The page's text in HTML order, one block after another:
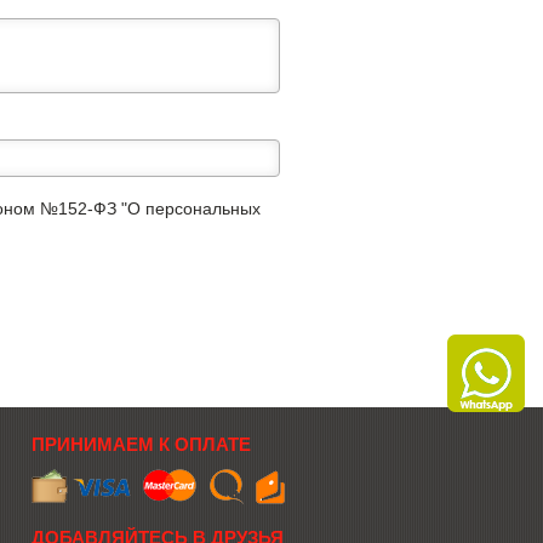
№152-ФЗ "О персональных
ПРИНИМАЕМ К ОПЛАТЕ
ДОБАВЛЯЙТЕСЬ В ДРУЗЬЯ